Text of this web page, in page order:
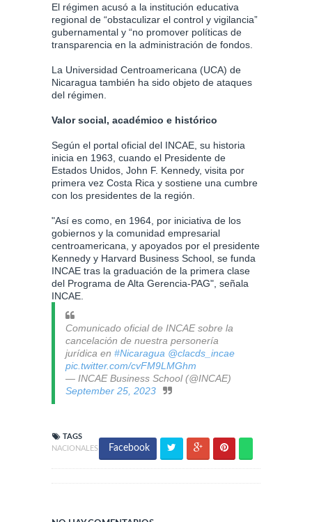
El régimen acusó a la institución educativa
regional de “obstaculizar el control y vigilancia”
gubernamental y “no promover políticas de
transparencia en la administración de fondos.
La Universidad Centroamericana (UCA) de
Nicaragua también ha sido objeto de ataques
del régimen.
Valor social, académico e histórico
Según el portal oficial del INCAE, su historia
inicia en 1963, cuando el Presidente de
Estados Unidos, John F. Kennedy, visita por
primera vez Costa Rica y sostiene una cumbre
con los presidentes de la región.
"Así es como, en 1964, por iniciativa de los
gobiernos y la comunidad empresarial
centroamericana, y apoyados por el presidente
Kennedy y Harvard Business School, se funda
INCAE tras la graduación de la primera clase
del Programa de Alta Gerencia-PAG", señala
INCAE.
Comunicado oficial de INCAE sobre la
cancelación de nuestra personería
jurídica en #Nicaragua @clacds_incae
pic.twitter.com/cvFM9LMGhm
— INCAE Business School (@INCAE)
September 25, 2023
TAGS
NACIONALES
Facebook